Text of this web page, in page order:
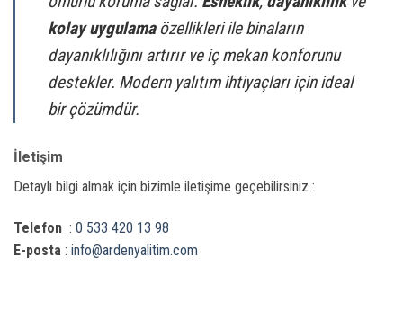
kolay uygulamaözellikleri ile binaların
dayanıklılığını artırır ve iç mekan konforunu
destekler. Modern yalıtım ihtiyaçları için ideal
bir çözümdür.
İletişim
Detaylı bilgi almak için bizimle iletişime geçebilirsiniz :
Telefon : 0 533 420 13 98
E-posta : info@ardenyalitim.com